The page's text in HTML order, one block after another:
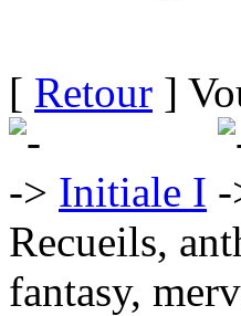
[ Retour ]
Initiale I
Recueils,
fantasy,